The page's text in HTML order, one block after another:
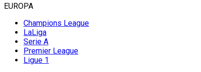
EUROPA
Champions League
LaLiga
Serie A
Premier League
Ligue 1